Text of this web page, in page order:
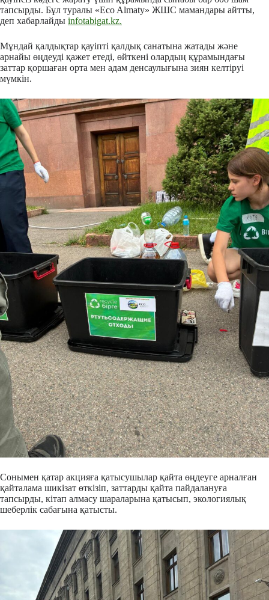
тапсырды. Бұл туралы «Eco Almaty» ЖШС мамандары айтты,
деп хабарлайды infotabigat.kz.
Мұндай қалдықтар қауіпті қалдық санатына жатады және
арнайы өңдеуді қажет етеді, өйткені олардың құрамындағы
заттар қоршаған орта мен адам денсаулығына зиян келтіруі
мүмкін.
Сонымен қатар акцияға қатысушылар қайта өңдеуге арналған
қайталама шикізат өткізіп, заттарды қайта пайдалануға
тапсырды, кітап алмасу шараларына қатысып, экологиялық
шеберлік сабағына қатысты.